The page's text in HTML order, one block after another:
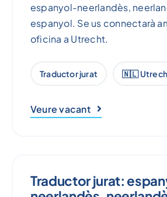
espanyol-neerlandès,
espanyol. Se us connectarà
oficina a Utrecht.
Traductor jurat 🇳🇱
Veure vacant
Traductor jurat: